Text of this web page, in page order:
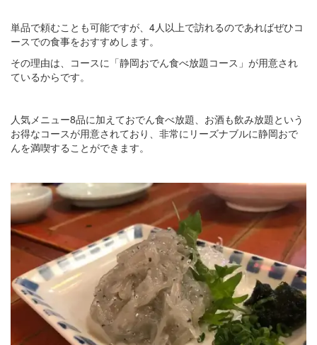
単品で頼むことも可能ですが、4人以上で訪れるのであればぜひコ
ースでの食事をおすすめします。
その理由は、コースに「静岡おでん食べ放題コース」が用意され
ているからです。
人気メニュー8品に加えておでん食べ放題、お酒も飲み放題という
お得なコースが用意されており、非常にリーズナブルに静岡おで
んを満喫することができます。